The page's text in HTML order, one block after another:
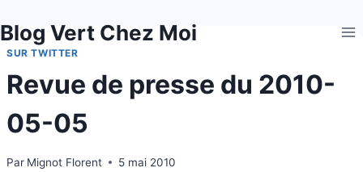
au
contenu
Blog Vert Chez Moi
SUR TWITTER
Revue de presse du 2010-
05-05
Par Mignot Florent 5 mai 2010